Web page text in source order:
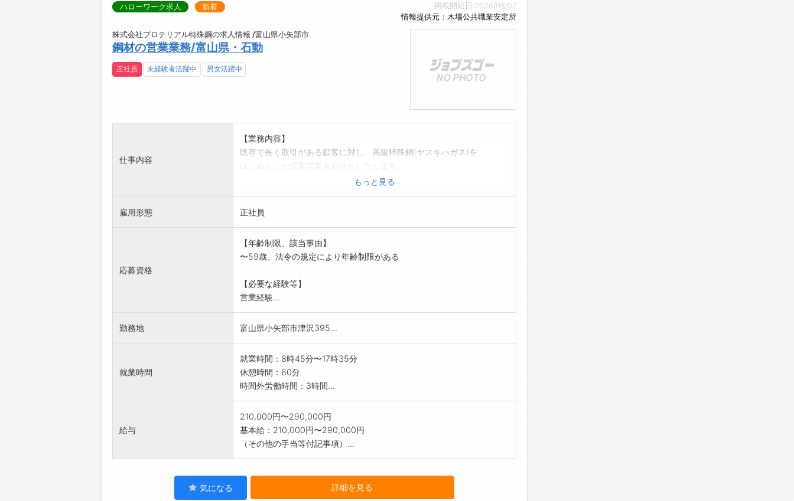
この仕事には、人の人生に関わる“やりがい”と“誇り”があります。
掲載開始日:2026/08/07
情報提供元：木場公共職業安定所
ハローワーク求人 新着
株式会社プロテリアル特殊鋼の求人情報 /富山県小矢部市
鋼材の営業業務/富山県・石動
正社員 未経験者活躍中 男女活躍中
仕事内容
【業務内容】
既存で長く取引がある顧客に対し、高級特殊鋼(ヤスキハガネ)を
したい時等にお客様からお問い合わせをいただく。
・お打ち合わせにて製品の提案、価格交渉などを行う。※技術面の
・受注・納品
変更範囲:会社の定める業務
もっと見る
雇用形態 正社員
応募資格
【年齢制限、該当事由】
〜59歳、法令の規定により年齢制限がある
【必要な経験等】
営業経験...
勤務地 富山県小矢部市津沢395...
就業時間
就業時間：8時45分〜17時35分
休憩時間：60分
時間外労働時間：3時間...
給与
210,000円〜290,000円
基本給：210,000円〜290,000円
（その他の手当等付記事項）...
気になる 詳細を見る